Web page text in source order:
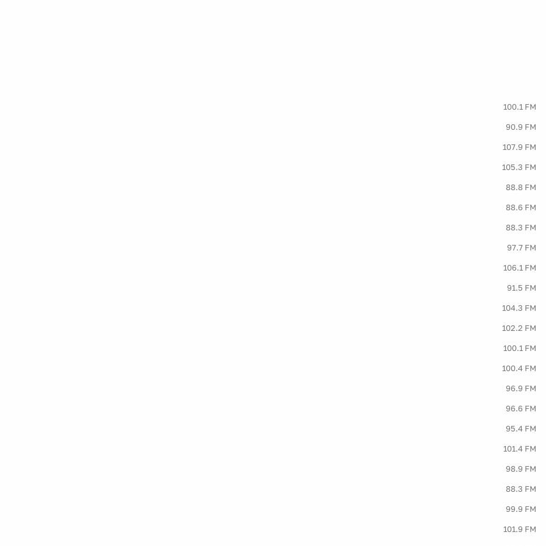
100.1 FM
90.9 FM
107.9 FM
105.3 FM
88.8 FM
88.6 FM
88.3 FM
97.7 FM
106.1 FM
91.5 FM
104.3 FM
102.2 FM
100.1 FM
100.4 FM
96.9 FM
96.6 FM
95.4 FM
101.4 FM
98.9 FM
88.3 FM
99.9 FM
101.9 FM